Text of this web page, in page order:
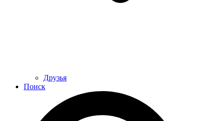
Друзья
Поиск